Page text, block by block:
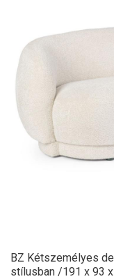
BZ Kétszemélyes
stílusban /191 x 93